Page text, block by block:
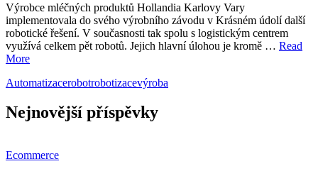
Výrobce mléčných produktů Hollandia Karlovy Vary
implementovala do svého výrobního závodu v Krásném údolí další
robotické řešení. V současnosti tak spolu s logistickým centrem
využívá celkem pět robotů. Jejich hlavní úlohou je kromě … Read
More
Automatizacerobotrobotizacevýroba
Nejnovější příspěvky
Ecommerce